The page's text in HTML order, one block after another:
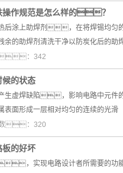
操作规范是怎么样的？
涂上助焊剂，在将焊锡均匀
的助焊剂清洗干净以防炭化后的助
：342
候的状态
虚焊缺陷，影响电路中元件
面形成一层相对均匀的连续的光滑
：320
板的好坏
，实现电路设计者所需要